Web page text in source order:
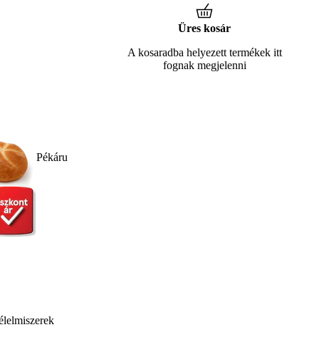
Pékáru
Üres kosár
A kosaradba helyezett termékek itt
fognak megjelenni